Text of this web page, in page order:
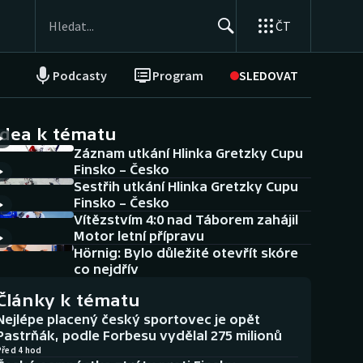
ČT
Podcasty Program SLEDOVAT
NEPŘEHLÉDNĚTE
Historické návraty
Aplikace ČT sport
AZ kvíz
k tématu
Záznam utkání Hlinka Gretzky Cupu
Finsko – Česko
Sestřih utkání Hlinka Gretzky Cupu
Finsko – Česko
Vítězstvím 4:0 nad Táborem zahájil
Motor letní přípravu
Hörnig: Bylo důležité otevřít skóre
co nejdřív
k tématu
placený český sportovec je opět
podle Forbesu vydělal 275 milionů
4 hod